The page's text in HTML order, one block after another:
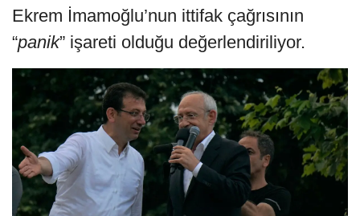
Ekrem İmamoğlu’nun ittifak çağrısının
“panik” işareti olduğu değerlendiriliyor.